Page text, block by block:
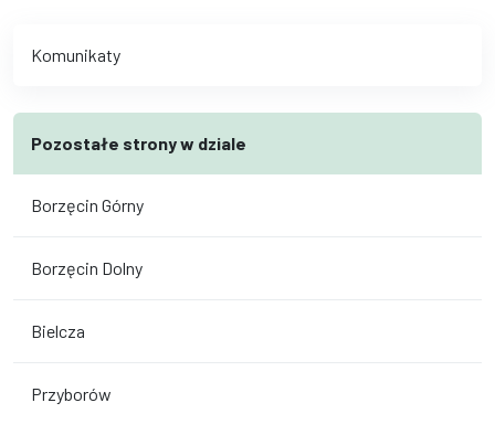
Komunikaty
Pozostałe strony w dziale
Borzęcin Górny
Borzęcin Dolny
Bielcza
Przyborów